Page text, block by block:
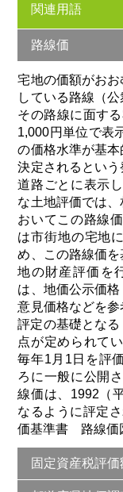
関連用語
路線価
宅地の価額がお
している路線（
その路線に面す
1,000円単位で表
の価格水準が基
決定されるとい
道路ごとに表示
な土地評価では
おいてこの路線
は市街地の宅地
め、この路線価
地の財産評価を
は、地価公示価
意見価格などを参
評定の基礎とな
点が定められて
毎年1月1日を評
ろに一般に公開
線価は、1992（
なるように評定
価基準書 路線価
固定資産税評価